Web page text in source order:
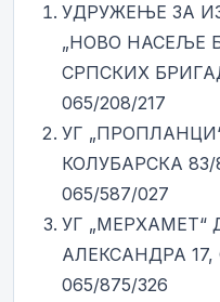
УДРУЖЕЊЕ ЗА
„НОВО НАСЕЉЕ
СРПСКИХ
065/208/217
УГ
КОЛУБАРСКА
065/587/027
УГ „МЕРХАМЕТ“
АЛЕКСАНДРА
065/875/326